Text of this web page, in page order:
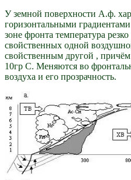
У земной поверхности А.ф.
горизонтальными
зоне фронта температура
свойственных одной
свойственным другой ,
10гр С. Меняются во
воздуха и его прозрачность.